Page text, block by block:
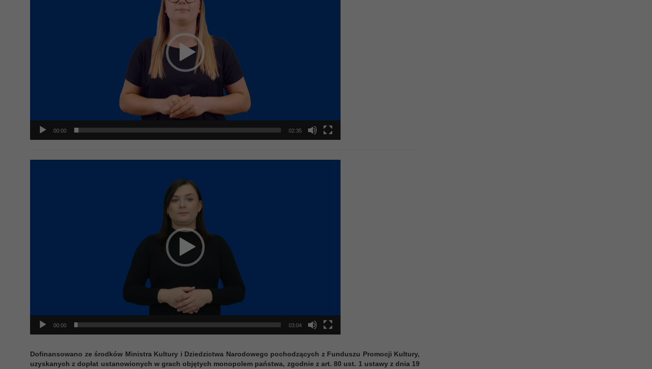
00:00 02:35
00:00 03:04
Dofinansowano ze środków Ministra Kultury i Dziedzictwa Narodowego pochodzących z Funduszu Promocji Kultury,
uzyskanych z dopłat ustanowionych w grach objętych monopolem państwa, zgodnie z art. 80 ust. 1 ustawy z dnia 19